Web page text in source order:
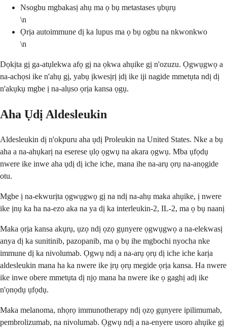
Nsogbu mgbakasị ahụ ma ọ bụ metastases ụbụrụ
\n
Ọrịa autoimmune dị ka lupus ma ọ bụ ogbu na nkwonkwo
\n
Dọkịta gị ga-atụlekwa afọ gị na ọkwa ahụike gị n'ozuzu. Ọgwụgwọ a
na-achọsi ike n'ahụ gị, yabụ ịkwesịrị ịdị ike iji nagide mmetụta ndị dị
n'akụkụ mgbe ị na-alụso ọrịa kansa ọgụ.
Aha Ụdị Aldesleukin
Aldesleukin dị n'okpuru aha ụdị Proleukin na United States. Nke a bụ
aha a na-ahụkarị na eserese ụlọ ọgwụ na akara ọgwụ. Mba ụfọdụ
nwere ike inwe aha ụdị dị iche iche, mana ihe na-arụ ọrụ na-anọgide
otu.
Mgbe ị na-ekwurịta ọgwụgwọ gị na ndị na-ahụ maka ahụike, ị nwere
ike ịnụ ka ha na-ezo aka na ya dị ka interleukin-2, IL-2, ma ọ bụ naanị
Maka ọrịa kansa akụrụ, ụzọ ndị ọzọ gụnyere ọgwụgwọ a na-elekwasị
anya dị ka sunitinib, pazopanib, ma ọ bụ ihe mgbochi nyocha nke
immune dị ka nivolumab. Ọgwụ ndị a na-arụ ọrụ dị iche iche karịa
aldesleukin mana ha ka nwere ike ịrụ ọrụ megide ọrịa kansa. Ha nwere
ike inwe obere mmetụta dị njọ mana ha nwere ike ọ gaghị adị ike
n'ọnọdụ ụfọdụ.
Maka melanoma, nhọrọ immunotherapy ndị ọzọ gụnyere ipilimumab,
pembrolizumab, na nivolumab. Ọgwụ ndị a na-enyere usoro ahụike gị